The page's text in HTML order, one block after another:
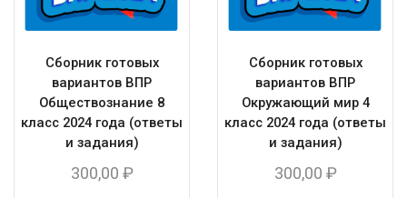
Сборник готовых
вариантов ВПР
Обществознание 8
класс 2024 года (ответы
и задания)
300,00 ₽
Сборник готовых
вариантов ВПР
Окружающий мир 4
класс 2024 года (ответы
и задания)
300,00 ₽